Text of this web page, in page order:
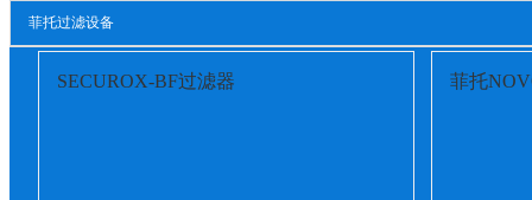
菲托过滤设备
SECUROX-BF过滤器 菲托